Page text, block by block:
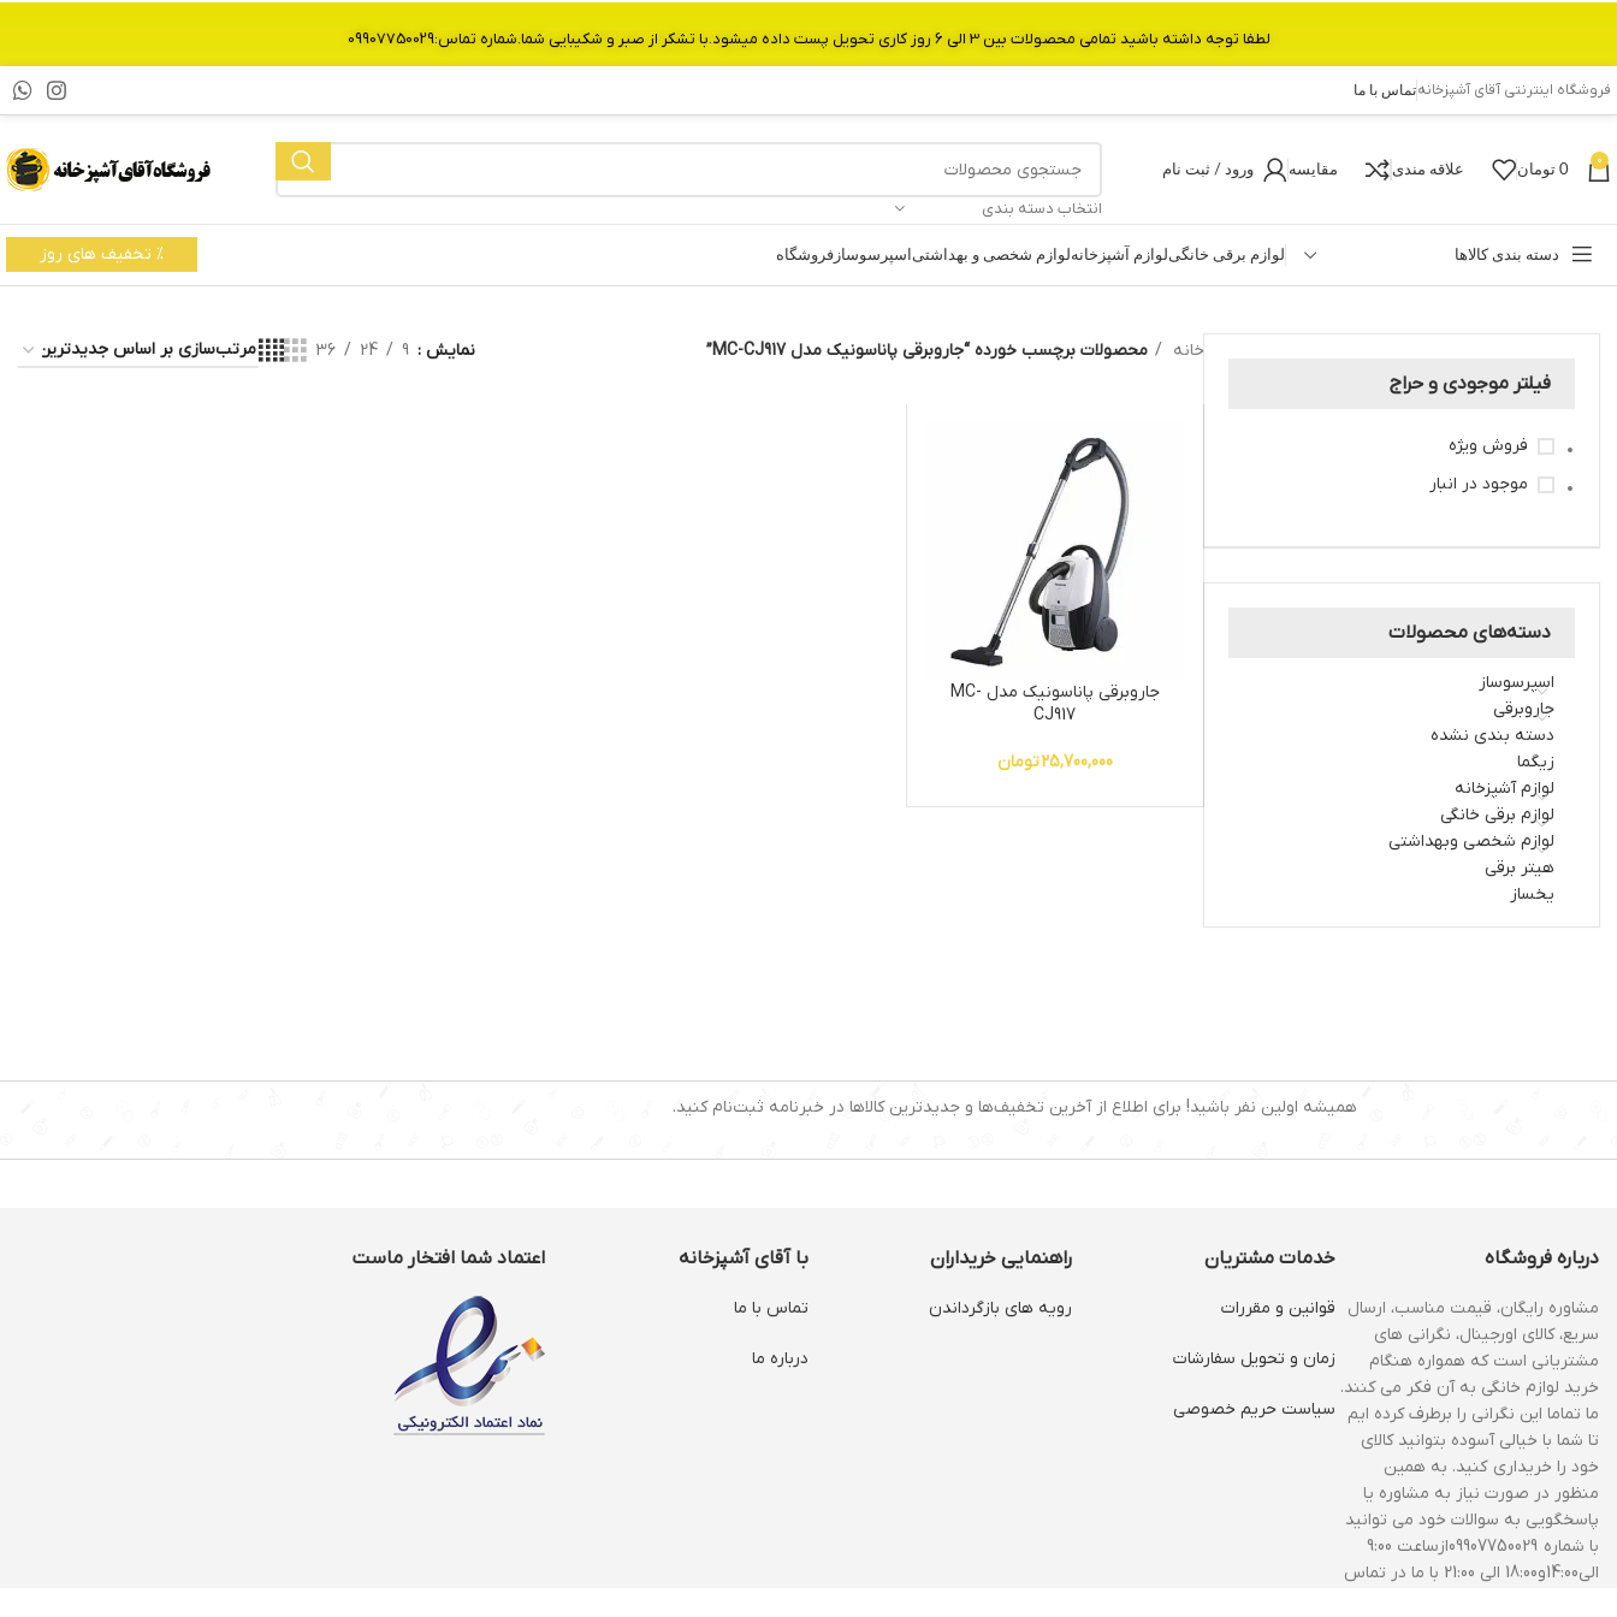
فروشگاه اینترنتی آقای آشپزخانهتماس با ما
0
0 تومان علاقه مندی مقایسه ورود / ثبت نام
انتخاب دسته بندی
دسته بندی کالاها لوازم برقی خانگیلوازم آشپزخانهلوازم شخصی و بهداشتی اسپرسوساز فروشگاه % تخفیف های روز
فیلتر موجودی و حراج
فروش ویژه
موجود در انبار
دسته‌های محصولات
اسپرسوساز
جاروبرقی
دسته بندی نشده
زیگما
لوازم آشپزخانه
لوازم برقی خانگی
لوازم شخصی وبهداشتی
هیتر برقی
یخساز
خانه محصولات برچسب خورده “جاروبرقی پاناسونیک مدل MC-CJ917” نمایش 9
24
36
جاروبرقی پاناسونیک مدل MC-
CJ917
25,700,000تومان
همیشه اولین نفر باشید! برای اطلاع از آخرین تخفیف‌ها و جدیدترین کالاها در خبرنامه ثبت‌نام کنید.
درباره فروشگاه
مشاوره رایگان، قیمت مناسب، ارسال
سریع، کالای اورجینال، نگرانی های
مشتریانی است که همواره هنگام
خرید لوازم خانگی به آن فکر می کنند.
ما تماما این نگرانی را برطرف کرده ایم
تا شما با خیالی آسوده بتوانید کالای
خود را خریداری کنید. به همین
منظور در صورت نیاز به مشاوره یا
پاسخگویی به سوالات خود می توانید
با شماره 09907750029ازساعت 9:00
الی14:00و18:00 الی 21:00 با ما در تماس
خدمات مشتریان
قوانین و مقررات
زمان و‌ تحویل سفارشات
سیاست حریم خصوصی
راهنمایی خریداران
رویه های بازگرداندن
با آقای آشپزخانه
تماس با ما
درباره ما
اعتماد شما افتخار ماست
لطفا توجه داشته باشید تمامی محصولات بین 3 الی 6 روز کاری تحویل پست داده میشود.با تشکر از صبر و شکیبایی شما.شماره تماس:09907750029